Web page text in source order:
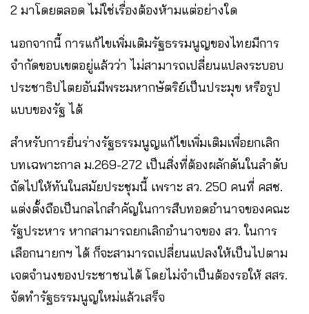
2 มาโดยตลอด ไม่ใช่เรื่องต้องห้ามแต่อย่างใด
นอกจากนี้ การแก้ไขเพิ่มเติมรัฐธรรมนูญของไทยมีการ
จำกัดขอบเขตอยู่แล้วว่า ไม่สามารถเปลี่ยนแปลงระบอบ
ประชาธิปไตยอันมีพระมหากษัตริย์เป็นประมุข หรือรูป
แบบของรัฐ ได้
สำหรับการยื่นร่างรัฐธรรมนูญแก้ไขเพิ่มเติมเพื่อยกเลิก
บทเฉพาะกาล ม.269-272 เป็นสิ่งที่ต้องผลักดันในลำดับ
ถัดไปให้ทันในสมัยประชุมนี้ เพราะ สว. 250 คนที่ คสช.
แต่งตั้งถือเป็นกลไกสำคัญในการสืบทอดอำนาจของคณะ
รัฐประหาร หากสามารถยกเลิกอำนาจของ สว. ในการ
เลือกนายกฯ ได้ ก็จะสามารถเปลี่ยนแปลงให้เป็นไปตาม
เจตจำนงของประชาชนได้ โดยไม่จำเป็นต้องรอให้ สสร.
จัดทำรัฐธรรมนูญใหม่แล้วเสร็จ